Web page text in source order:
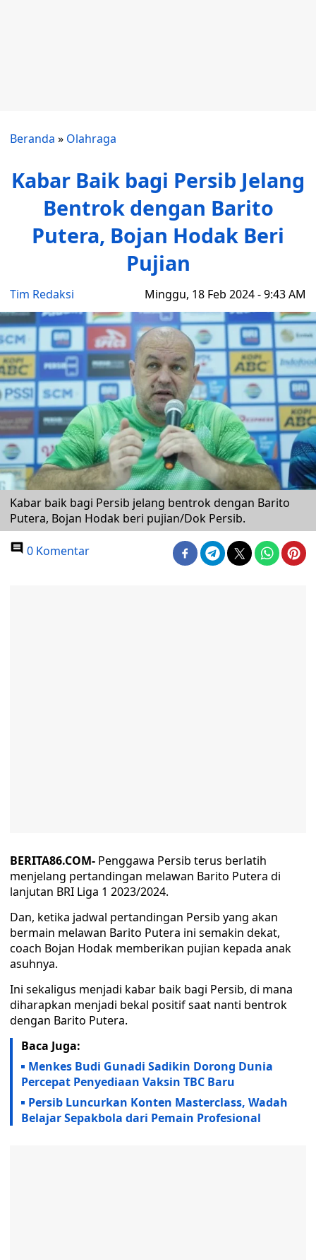
Beranda » Olahraga
Kabar Baik bagi Persib Jelang
Bentrok dengan Barito
Putera, Bojan Hodak Beri
Pujian
Tim Redaksi Minggu, 18 Feb 2024 - 9:43 AM
Kabar baik bagi Persib jelang bentrok dengan Barito
Putera, Bojan Hodak beri pujian/Dok Persib.
0 Komentar
BERITA86.COM- Penggawa Persib terus berlatih
menjelang pertandingan melawan Barito Putera di
lanjutan BRI Liga 1 2023/2024.
Dan, ketika jadwal pertandingan Persib yang akan
bermain melawan Barito Putera ini semakin dekat,
coach Bojan Hodak memberikan pujian kepada anak
asuhnya.
Ini sekaligus menjadi kabar baik bagi Persib, di mana
diharapkan menjadi bekal positif saat nanti bentrok
dengan Barito Putera.
Baca Juga:
Menkes Budi Gunadi Sadikin Dorong Dunia
Percepat Penyediaan Vaksin TBC Baru
Persib Luncurkan Konten Masterclass, Wadah
Belajar Sepakbola dari Pemain Profesional